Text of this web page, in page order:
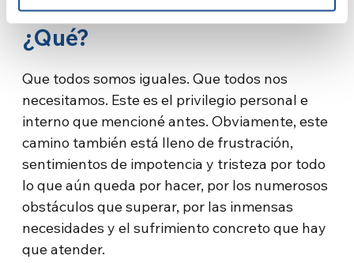
¿Qué?
Que todos somos iguales. Que todos nos
necesitamos. Este es el privilegio personal e
interno que mencioné antes. Obviamente, este
camino también está lleno de frustración,
sentimientos de impotencia y tristeza por todo
lo que aún queda por hacer, por los numerosos
obstáculos que superar, por las inmensas
necesidades y el sufrimiento concreto que hay
que atender.